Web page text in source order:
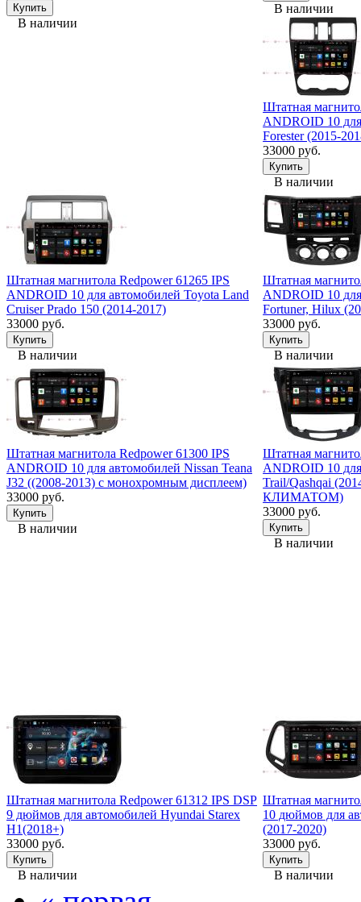
В наличии
В наличии
Штатная
ANDROID 10
Forester (2015-
33000 руб.
В наличии
Штатная магнитола Redpower 61265 IPS
ANDROID 10 для автомобилей Toyota Land
Cruiser Prado 150 (2014-2017)
33000 руб.
В наличии
Штатная
ANDROID 10
Fortuner, Hilux
33000 руб.
В наличии
Штатная магнитола Redpower 61300 IPS
ANDROID 10 для автомобилей Nissan Teana
J32 ((2008-2013) с монохромным дисплеем)
33000 руб.
В наличии
Штатная
ANDROID 10
Trail/Qashqai
КЛИМАТОМ)
33000 руб.
В наличии
Штатная магнитола Redpower 61312 IPS DSP
9 дюймов для автомобилей Hyundai Starex
H1(2018+)
33000 руб.
В наличии
Штатная
10 дюймов для
(2017-2020)
33000 руб.
В наличии